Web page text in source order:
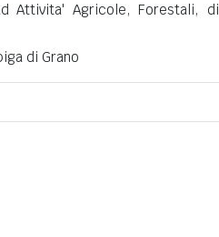
Attivita' Agricole, Forestali, di
di Grano